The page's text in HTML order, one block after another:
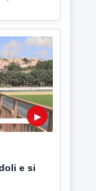
▶
e si
Rivisondoli,